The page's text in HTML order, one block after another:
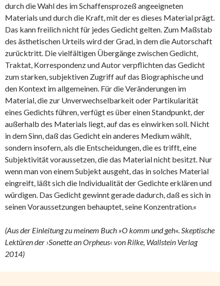
durch die Wahl des im Schaffensprozeß angeeigneten
Materials und durch die Kraft, mit der es dieses Material prägt.
Das kann freilich nicht für jedes Gedicht gelten. Zum Maßstab
des ästhetischen Urteils wird der Grad, in dem die Autorschaft
zurücktritt. Die vielfältigen Übergänge zwischen Gedicht,
Traktat, Korrespondenz und Autor verpflichten das Gedicht
zum starken, subjektiven Zugriff auf das Biographische und
den Kontext im allgemeinen. Für die Veränderungen im
Material, die zur Unverwechselbarkeit oder Partikularität
eines Gedichts führen, verfügt es über einen Standpunkt, der
außerhalb des Materials liegt, auf das es einwirken soll. Nicht
in dem Sinn, daß das Gedicht ein anderes Medium wählt,
sondern insofern, als die Entscheidungen, die es trifft, eine
Subjektivität voraussetzen, die das Material nicht besitzt. Nur
wenn man von einem Subjekt ausgeht, das in solches Material
eingreift, läßt sich die Individualität der Gedichte erklären und
würdigen. Das Gedicht gewinnt gerade dadurch, daß es sich in
seinen Voraussetzungen behauptet, seine Konzentration.«
(Aus der Einleitung zu meinem Buch »O komm und geh«. Skeptische
Lektüren der ›Sonette an Orpheus‹ von Rilke, Wallstein Verlag
2014)